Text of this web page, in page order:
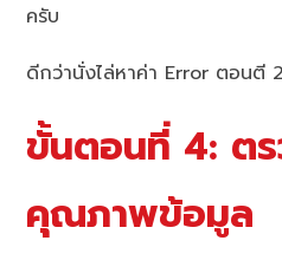
ครับ
ดีกว่านั่งไล่หาค่า Error ตอนตี
ขั้นตอนที่ 4: ต
คุณภาพข้อมูล